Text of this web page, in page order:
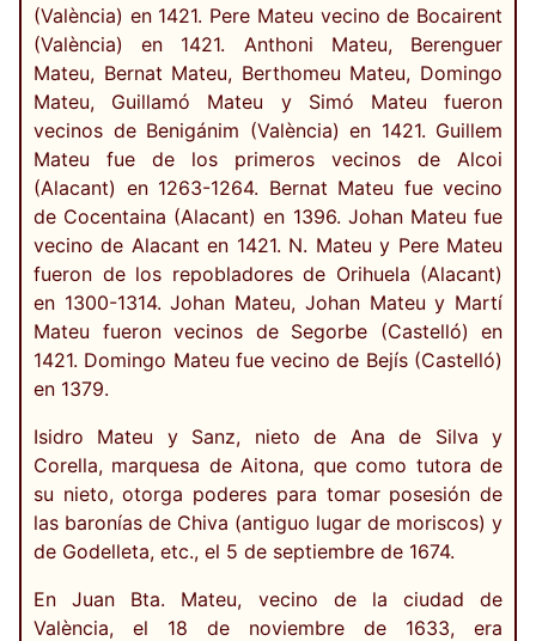
(València) en 1421. Pere Mateu vecino de Bocairent
(València) en 1421. Anthoni Mateu, Berenguer
Mateu, Bernat Mateu, Berthomeu Mateu, Domingo
Mateu, Guillamó Mateu y Simó Mateu fueron
vecinos de Benigánim (València) en 1421. Guillem
Mateu fue de los primeros vecinos de Alcoi
(Alacant) en 1263-1264. Bernat Mateu fue vecino
de Cocentaina (Alacant) en 1396. Johan Mateu fue
vecino de Alacant en 1421. N. Mateu y Pere Mateu
fueron de los repobladores de Orihuela (Alacant)
en 1300-1314. Johan Mateu, Johan Mateu y Martí
Mateu fueron vecinos de Segorbe (Castelló) en
1421. Domingo Mateu fue vecino de Bejís (Castelló)
en 1379.
Isidro Mateu y Sanz, nieto de Ana de Silva y
Corella, marquesa de Aitona, que como tutora de
su nieto, otorga poderes para tomar posesión de
las baronías de Chiva (antiguo lugar de moriscos) y
de Godelleta, etc., el 5 de septiembre de 1674.
En Juan Bta. Mateu, vecino de la ciudad de
València, el 18 de noviembre de 1633, era